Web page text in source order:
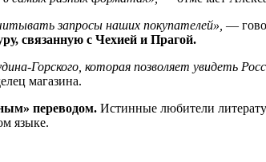
запросы наших покупателей», —
связанную с Чехией и Прагой.
Горского, которая позволяет увидеть
магазина.
переводом. Истинные любители
языке.